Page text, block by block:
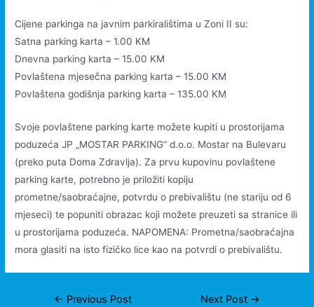
Cijene parkinga na javnim parkiralištima u Zoni II su:
Satna parking karta – 1.00 KM
Dnevna parking karta – 15.00 KM
Povlaštena mjesečna parking karta – 15.00 KM
Povlaštena godišnja parking karta – 135.00 KM
Svoje povlaštene parking karte možete kupiti u prostorijama
poduzeća JP „MOSTAR PARKING“ d.o.o. Mostar na Bulevaru
(preko puta Doma Zdravlja). Za prvu kupovinu povlaštene
parking karte, potrebno je priložiti kopiju
prometne/saobraćajne, potvrdu o prebivalištu (ne stariju od 6
mjeseci) te popuniti obrazac koji možete preuzeti sa stranice ili
u prostorijama poduzeća. NAPOMENA: Prometna/saobraćajna
mora glasiti na isto fizičko lice kao na potvrdi o prebivalištu.
Post← Previous Post Next Post →